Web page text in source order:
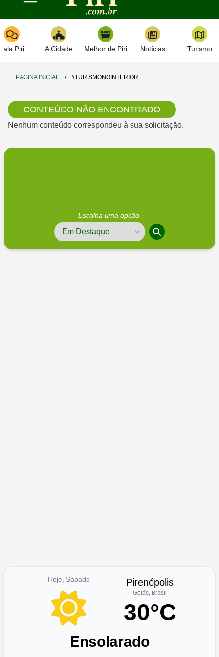
Toggle navigation
Piri A Cidade Melhor de Piri Notícias Turismo
PÁGINA INICIAL / #TURISMONOINTERIOR
CONTEÚDO NÃO ENCONTRADO
Nenhum conteúdo correspondeu à sua solicitação.
Escolha uma opção.
Hoje, Sábado Pirenópolis
Goiás, Brasil
30°C
Ensolarado